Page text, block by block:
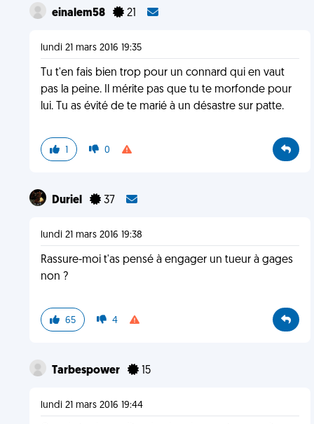
einalem58 21
lundi 21 mars 2016 19:35
Tu t'en fais bien trop pour un connard qui en vaut
pas la peine. Il mérite pas que tu te morfonde pour
lui. Tu as évité de te marié à un désastre sur patte.
1 0
Duriel 37
lundi 21 mars 2016 19:38
Rassure-moi t'as pensé à engager un tueur à gages
non ?
65 4
Tarbespower 15
lundi 21 mars 2016 19:44